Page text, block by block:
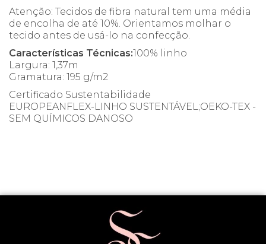
Atenção: Tecidos de fibra natural tem uma média
de encolha de até 10%. Orientamos molhar o
tecido antes de usá-lo na confecção.
Características Técnicas:100% linho
Largura: 1,37m
Gramatura: 195 g/m2
Certificado Sustentabilidade
EUROPEANFLEX-LINHO SUSTENTÁVEL;OEKO-TEX -
SEM QUÍMICOS DANOSO